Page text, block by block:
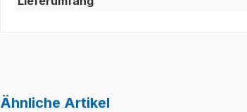
Ähnliche Artikel